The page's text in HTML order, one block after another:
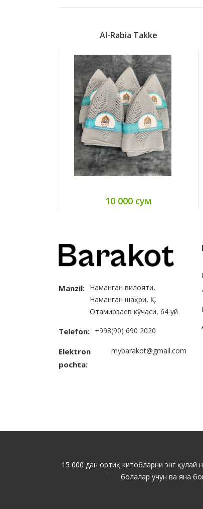
Al-Rabia Takke
10 000 сум
Manzil: Наманган вилояти,
Наманган шаҳри, Қ.
Отамирзаев кўчаси, 64 уй
Telefon: +998(90) 690 2020
Elektron
pochta:
mybarakot@gmail.com
15 000 дан ортиқ китобларни энг қулай
болалар учун ва яна